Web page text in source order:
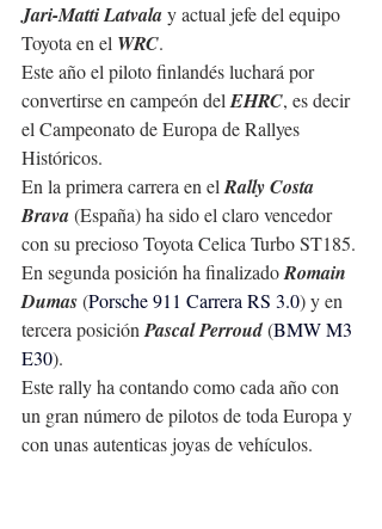
Jari-Matti Latvala y actual jefe del equipo
Toyota en el WRC.
Este año el piloto finlandés luchará por
convertirse en campeón del EHRC, es decir
el Campeonato de Europa de Rallyes
Históricos.
En la primera carrera en el Rally Costa
Brava (España) ha sido el claro vencedor
con su precioso Toyota Celica Turbo ST185.
En segunda posición ha finalizado Romain
Dumas (Porsche 911 Carrera RS 3.0) y en
tercera posición Pascal Perroud (BMW M3
E30).
Este rally ha contando como cada año con
un gran número de pilotos de toda Europa y
con unas autenticas joyas de vehículos.